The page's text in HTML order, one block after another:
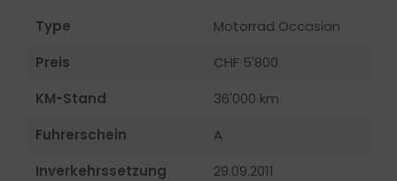
Type
Motorrad Occasion
Preis
CHF 5'800
KM-Stand
36'000 km
Fuhrerschein
A
Inverkehrssetzung
29.09.2011